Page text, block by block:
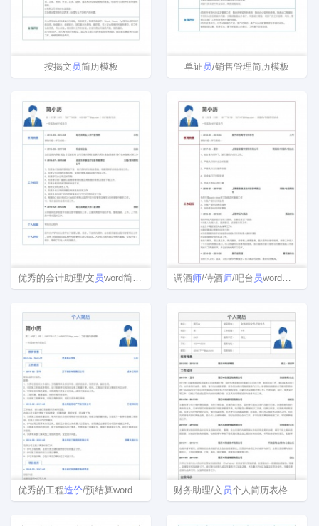
按揭文 员简历模板 单证员/销售管理简历模板
优秀的会计助理/文 员word简历模板 调酒师/侍酒师/吧台 员word简历模板
优秀的工程造价/预结算word简历模板 财务助理/文 员个人简历表格下载